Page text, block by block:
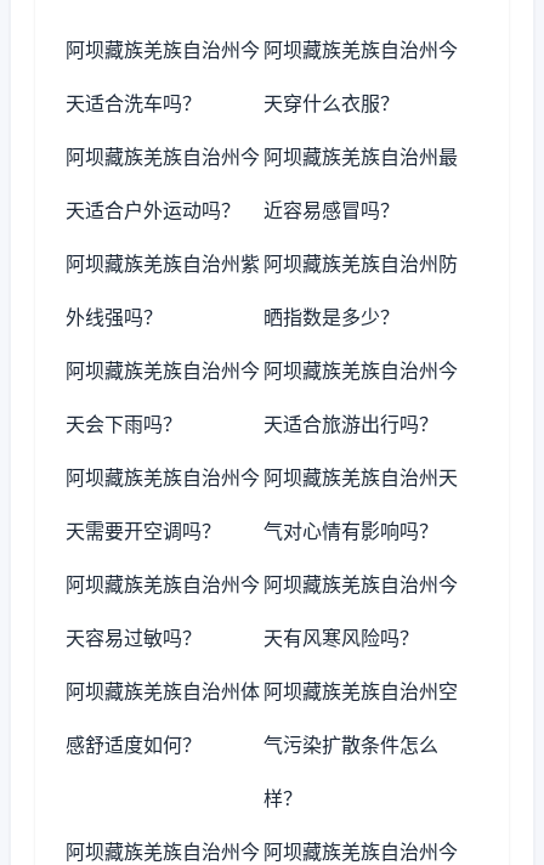
阿坝藏族羌族自治州今
天适合洗车吗？
阿坝藏族羌族自治州今
天穿什么衣服？
阿坝藏族羌族自治州今
天适合户外运动吗？
阿坝藏族羌族自治州最
近容易感冒吗？
阿坝藏族羌族自治州紫
外线强吗？
阿坝藏族羌族自治州防
晒指数是多少？
阿坝藏族羌族自治州今
天会下雨吗？
阿坝藏族羌族自治州今
天适合旅游出行吗？
阿坝藏族羌族自治州今
天需要开空调吗？
阿坝藏族羌族自治州天
气对心情有影响吗？
阿坝藏族羌族自治州今
天容易过敏吗？
阿坝藏族羌族自治州今
天有风寒风险吗？
阿坝藏族羌族自治州体
感舒适度如何？
阿坝藏族羌族自治州空
气污染扩散条件怎么
样？
阿坝藏族羌族自治州今 阿坝藏族羌族自治州今